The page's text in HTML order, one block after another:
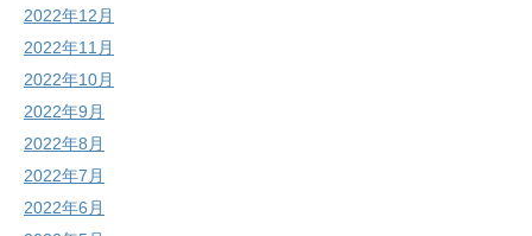
2022年12月
2022年11月
2022年10月
2022年9月
2022年8月
2022年7月
2022年6月